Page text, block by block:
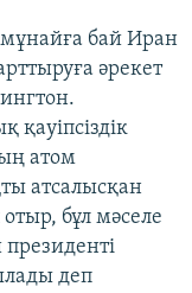
мұнайға бай Иран
әрекет
атом
атсалысқан
бұл мәселе
деп